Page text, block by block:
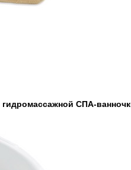
гидромассажной СПА-